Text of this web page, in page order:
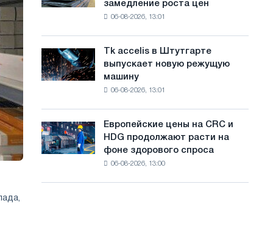
й
Великой
Отечественной
войны
катушку
несмотря
на
роста
цен
замедление роста цен
06-08-2026, 13:01
Tk
accelis
в
режущую
машину
Tk accelis в Штутгарте
выпускает новую режущую
машину
06-08-2026, 13:01
Европейские
цены
на
Европейские цены на CRC и
HDG продолжают расти на
фоне здорового спроса
06-08-2026, 13:00